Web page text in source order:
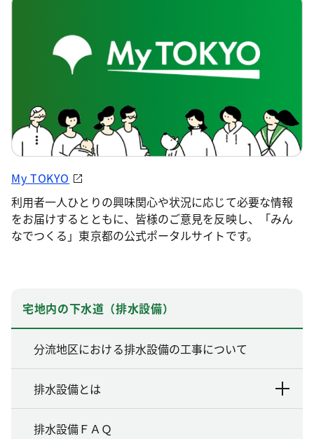
My TOKYO
利用者一人ひとりの興味関心や状況に応じて必要な情報
をお届けするとともに、皆様のご意見を反映し、「みん
なでつくる」東京都の公式ポータルサイトです。
宅地内の下水道（排水設備）
分流地区における排水設備の工事について
排水設備とは
排水設備ＦＡＱ